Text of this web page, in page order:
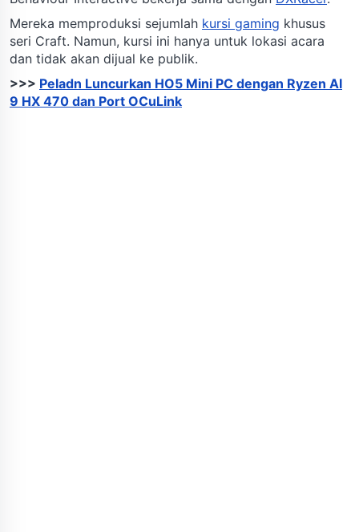
Mereka memproduksi sejumlah kursi gaming khusus
seri Craft. Namun, kursi ini hanya untuk lokasi acara
dan tidak akan dijual ke publik.
>>> Peladn Luncurkan HO5 Mini PC dengan Ryzen AI
9 HX 470 dan Port OCuLink